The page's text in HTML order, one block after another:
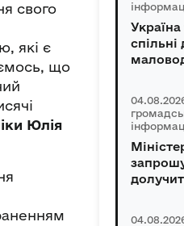
свого
які є
що
Юлія
спільні